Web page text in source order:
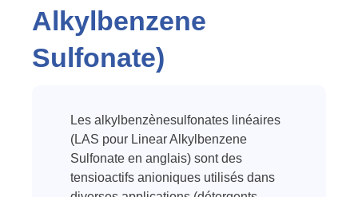
Alkylbenzene
Sulfonate)
Les alkylbenzènesulfonates linéaires
(LAS pour Linear Alkylbenzene
Sulfonate en anglais) sont des
tensioactifs anioniques utilisés dans